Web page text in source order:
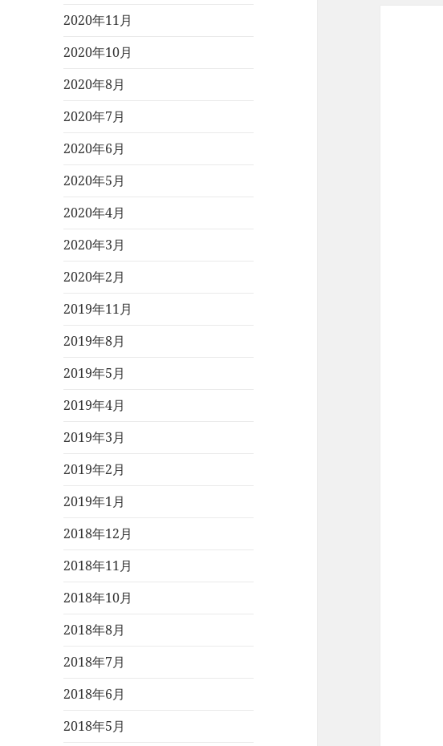
2020年11月
2020年10月
2020年8月
2020年7月
2020年6月
2020年5月
2020年4月
2020年3月
2020年2月
2019年11月
2019年8月
2019年5月
2019年4月
2019年3月
2019年2月
2019年1月
2018年12月
2018年11月
2018年10月
2018年8月
2018年7月
2018年6月
2018年5月